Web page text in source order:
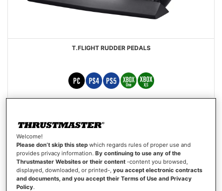
T.FLIGHT RUDDER PEDALS
LISTA
DEI
DESIDERI
VISTA
Welcome!
Please don’t skip this step which regards rules of proper use and
provides privacy information.By continuing to use any of the
Thrustmaster Websites or their content -content you browsed,
displayed, downloaded, or printed-,you accept electronic contracts
and documents, and you accept their Terms of Use and Privacy
Policy.